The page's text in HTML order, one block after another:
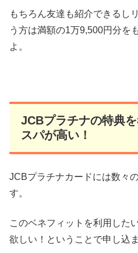
もちろん友達も紹介できるし
う方は満額の1万9,500円分を
よ。
JCBプラチナの特典
スパが高い！
JCBプラチナカードには数々
す。
このベネフィットを利用した
欲しい！ということで申し込